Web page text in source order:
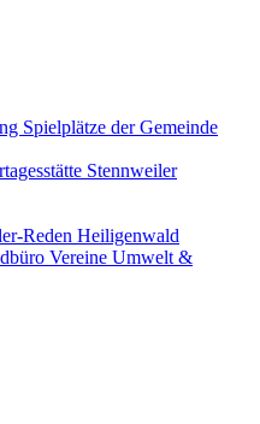
Spielplätze der Gemeinde
Stennweiler
Reden Heiligenwald
Vereine Umwelt &